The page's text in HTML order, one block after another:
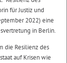
für Justiz und
2022) eine
in Berlin.
die Resilienz des
auf Krisen wie